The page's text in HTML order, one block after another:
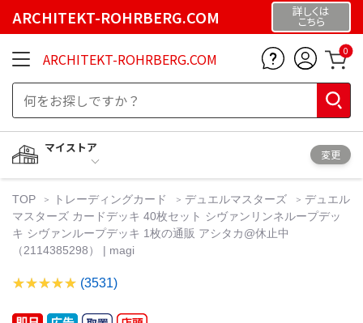
ARCHITEKT-ROHRBERG.COM 詳しくは
こちら
ARCHITEKT-ROHRBERG.COM 0
マイストア
変更
TOP トレーディングカード デュエルマスターズ
デュエル
マスターズ カードデッキ 40枚セット シヴァンリンネループデッ
キ シヴァンループデッキ 1枚の通販 アシタカ@休止中
（2114385298） | magi
(3531)